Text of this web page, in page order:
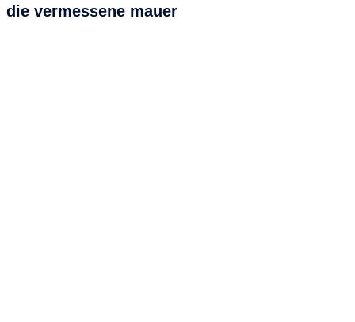
Beiträge
die vermessene mauer